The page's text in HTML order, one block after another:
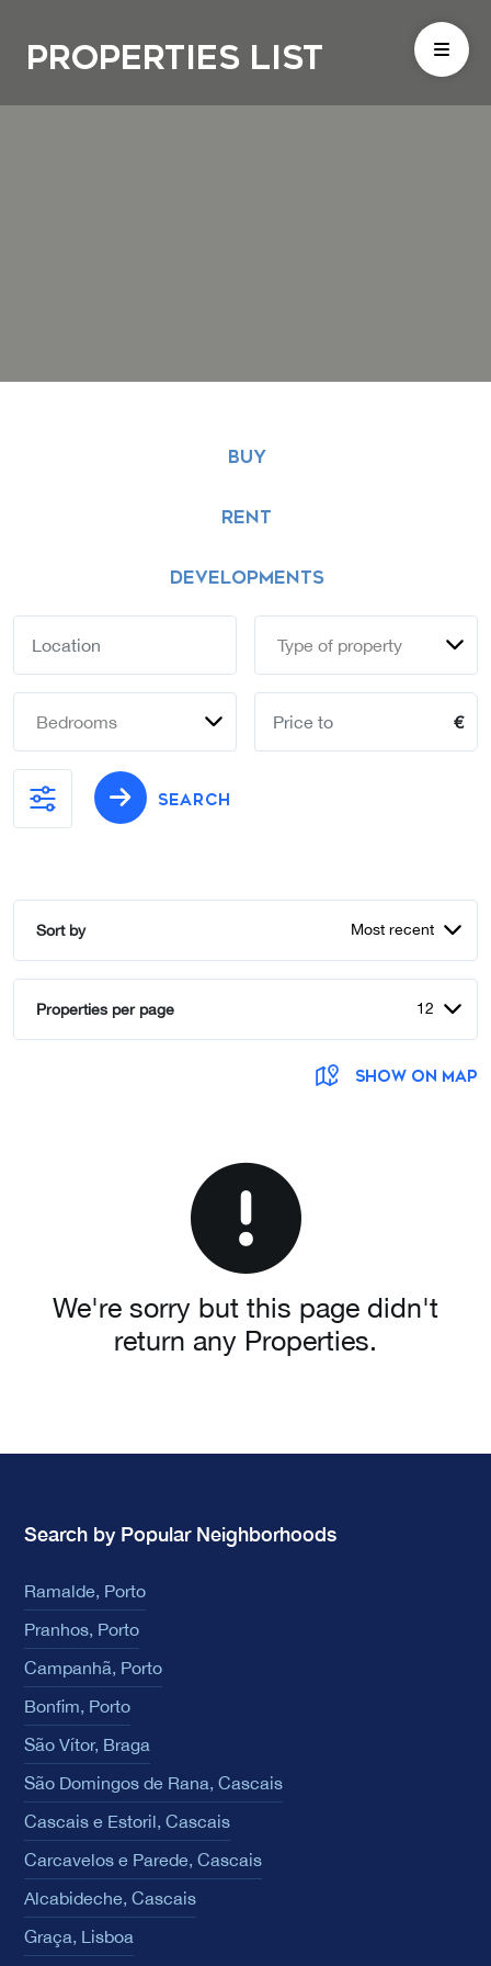
Properties List
BUY
RENT
DEVELOPMENTS
Type of property
Bedrooms €
SEARCH
Sort by Most recent
Properties per page 12
SHOW ON MAP
We're sorry but this page didn't
return any Properties.
Search by Popular Neighborhoods
Ramalde, Porto
Pranhos, Porto
Campanhã, Porto
Bonfim, Porto
São Vítor, Braga
São Domingos de Rana, Cascais
Cascais e Estoril, Cascais
Carcavelos e Parede, Cascais
Alcabideche, Cascais
Graça, Lisboa